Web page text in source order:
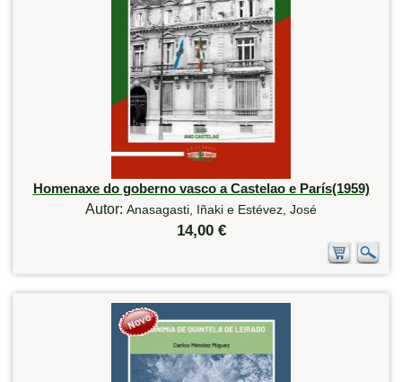
Homenaxe do goberno vasco a Castelao e París(1959)
Autor: Anasagasti, Iñaki e Estévez, José
14,00 €